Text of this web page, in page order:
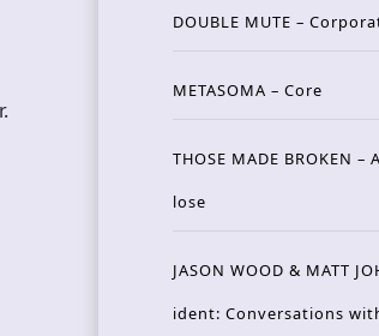
DOUBLE MUTE –
METASOMA – Core
THOSE MADE BROKEN
lose
JASON WOOD & MATT
ident: Conversations